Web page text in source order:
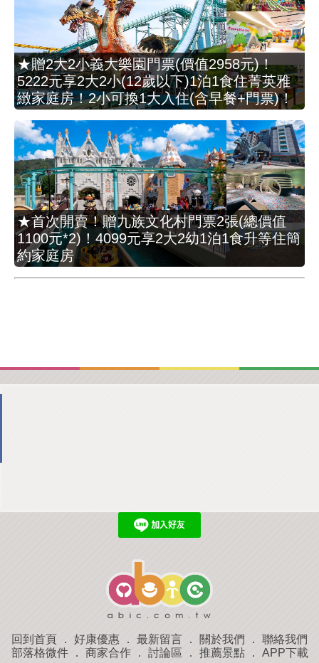
★贈2大2小義大樂園門票(價值2958元)！
5222元享2大2小(12歲以下)1泊1食住菁英雅
緻家庭房！2小可換1大入住(含早餐+門票)！
★首次開賣！贈九族文化村門票2張(總價值
1100元*2)！4099元享2大2幼1泊1食升等住簡
約家庭房
回到首頁 ． 好康優惠 ． 最新留言 ． 關於我們 ． 聯絡我們
部落格微件． 商家合作． 討論區 ． 推薦景點． APP下載